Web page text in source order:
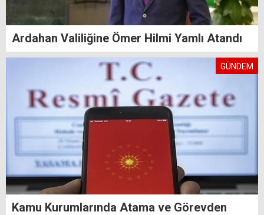
Ardahan Valiliğine Ömer Hilmi Yamlı Atandı
GÜNDEM
Kamu Kurumlarında Atama ve Görevden